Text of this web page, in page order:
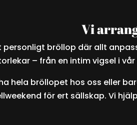
Vi
personligt bröllop där allt
– från en intim vigsel i
hela bröllopet hos oss eller
för ert sällskap. Vi